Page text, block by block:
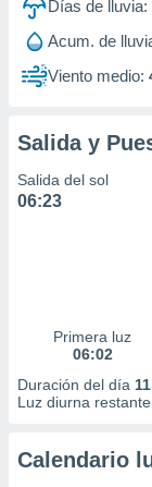
de
Días de lluvia:
Acum. de
Viento medio:
Salida y
Salida del sol
06:23
Primera luz
06:02
Duración del día
Luz diurna restante
Calendario